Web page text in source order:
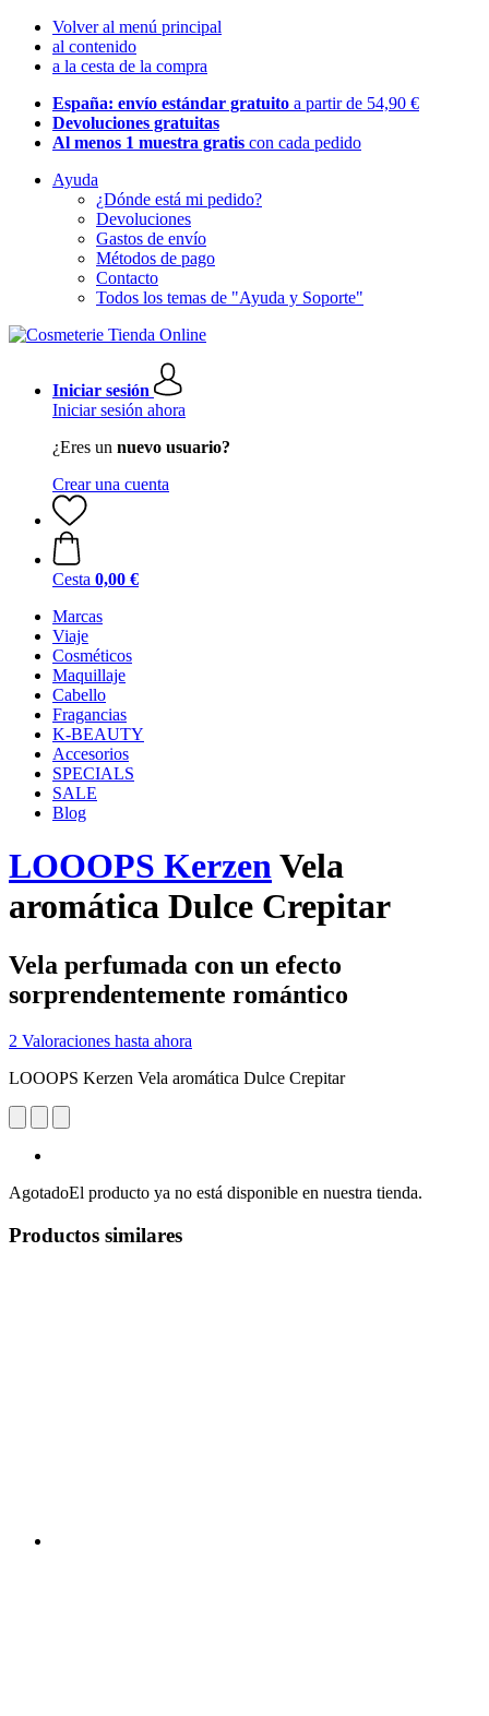
Volver al menú principal
al contenido
a la cesta de la compra
España: envío estándar gratuito a partir de 54,90 €
Devoluciones gratuitas
Al menos 1 muestra gratis con cada pedido
Ayuda
¿Dónde está mi pedido?
Devoluciones
Gastos de envío
Métodos de pago
Contacto
Todos los temas de "Ayuda y Soporte"
Iniciar sesión
Iniciar sesión ahora
¿Eres un nuevo usuario?
Crear una cuenta
Cesta 0,00 €
Marcas
Viaje
Cosméticos
Maquillaje
Cabello
Fragancias
K-BEAUTY
Accesorios
SPECIALS
SALE
Blog
LOOOPS KerzenVela
aromática Dulce Crepitar
Vela perfumada con un efecto
sorprendentemente romántico
2 Valoraciones hasta ahora
LOOOPS Kerzen Vela aromática Dulce Crepitar
AgotadoEl producto ya no está disponible en nuestra tienda.
Productos similares